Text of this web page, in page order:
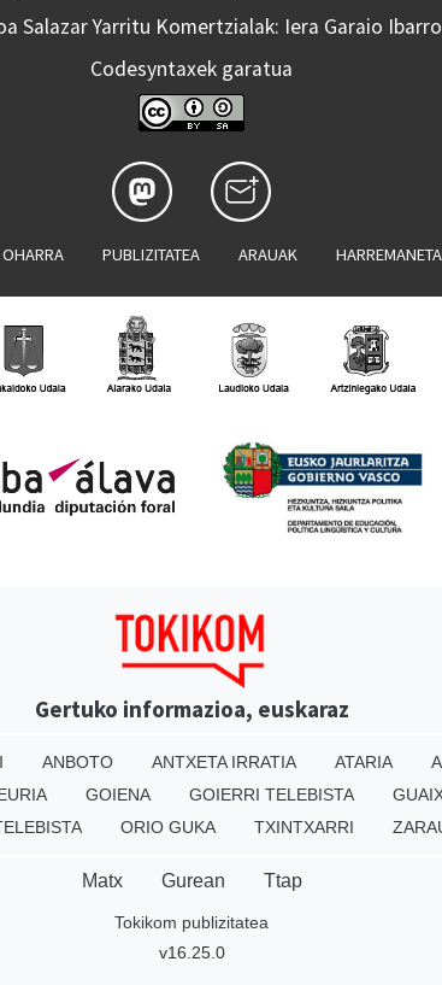
Salazar Yarritu Komertzialak: Iera Garaio
Codesyntaxek garatua
PUBLIZITATEA ARAUAK
Gertuko informazioa, euskaraz
ANBOTO ANTXETA IRRATIA ATARIA
GOIENA GOIERRI TELEBISTA
ORIO GUKA TXINTXARRI
Matx Gurean Ttap
Tokikom publizitatea
v16.25.0